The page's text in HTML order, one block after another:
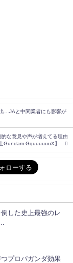
…JAと中間業者にも影響が
な意見や声が増えてる理由
Gundam GquuuuuuX】
した史上最強のレ
つプロパガンダ効果